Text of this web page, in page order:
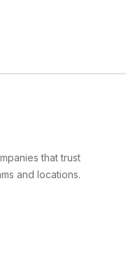
that trust
and locations.